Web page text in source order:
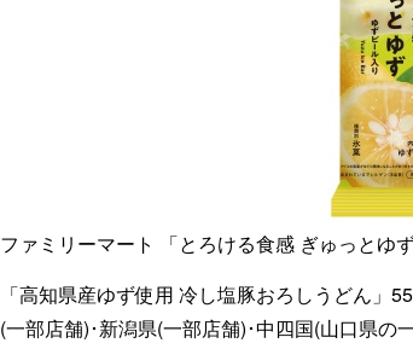
ファミリーマート 「とろける食感 ぎゅっとゆず
「高知県産ゆず使用 冷し塩豚おろしうどん」
(一部店舗)･新潟県(一部店舗)･中四国(山口県の